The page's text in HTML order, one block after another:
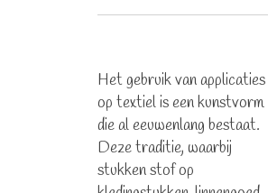
Het gebruik van applicaties
op textiel is een kunstvorm
die al eeuwenlang bestaat.
Deze traditie, waarbij
stukken stof op